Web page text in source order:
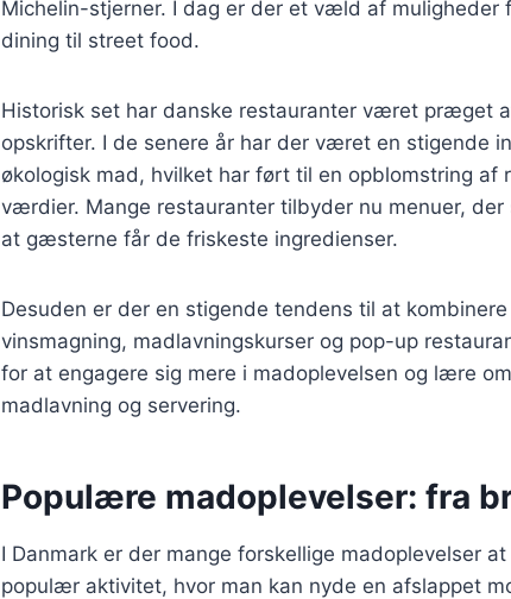
Michelin-stjerner. I dag er der et væld af muligheder
dining til street food.
Historisk set har danske restauranter været præget
opskrifter. I de senere år har der været en stigende
økologisk mad, hvilket har ført til en opblomstring af
værdier. Mange restauranter tilbyder nu menuer,
at gæsterne får de friskeste ingredienser.
Desuden er der en stigende tendens til at
vinsmagning, madlavningskurser og pop-up
for at engagere sig mere i madoplevelsen og lære
madlavning og servering.
Populære madoplevelser: fra
I Danmark er der mange forskellige madoplevelser
populær aktivitet, hvor man kan nyde en afslappet